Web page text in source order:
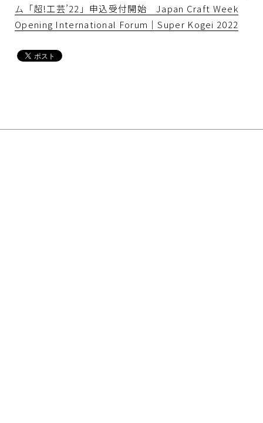
ム「超!工芸’22」申込受付開始 Japan Craft Week
Opening International Forum｜Super Kogei 2022